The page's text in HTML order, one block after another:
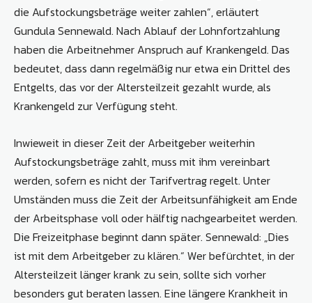
die Aufstockungsbeträge weiter zahlen“, erläutert
Gundula Sennewald. Nach Ablauf der Lohnfortzahlung
haben die Arbeitnehmer Anspruch auf Krankengeld. Das
bedeutet, dass dann regelmäßig nur etwa ein Drittel des
Entgelts, das vor der Altersteilzeit gezahlt wurde, als
Krankengeld zur Verfügung steht.
Inwieweit in dieser Zeit der Arbeitgeber weiterhin
Aufstockungsbeträge zahlt, muss mit ihm vereinbart
werden, sofern es nicht der Tarifvertrag regelt. Unter
Umständen muss die Zeit der Arbeitsunfähigkeit am Ende
der Arbeitsphase voll oder hälftig nachgearbeitet werden.
Die Freizeitphase beginnt dann später. Sennewald: „Dies
ist mit dem Arbeitgeber zu klären.“ Wer befürchtet, in der
Altersteilzeit länger krank zu sein, sollte sich vorher
besonders gut beraten lassen. Eine längere Krankheit in